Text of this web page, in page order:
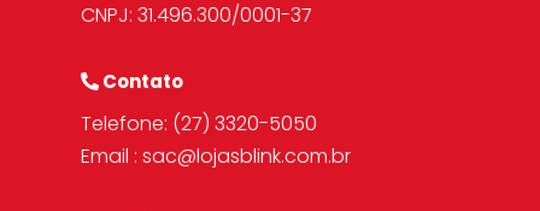
CNPJ: 31.496.300/0001-37
Contato
Telefone: (27) 3320-5050
Email :sac@lojasblink.com.br